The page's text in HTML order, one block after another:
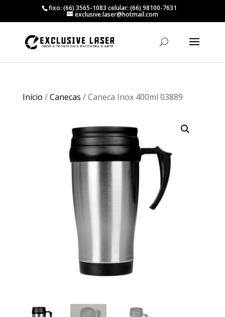
fixo: (66) 3565-1083 celular: (66) 98100-7631
exclusive.laser@hotmail.com
Início /Canecas / Caneca Inox 400ml 03889